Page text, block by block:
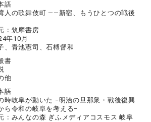
語
人の歌舞伎町 ——新宿、もうひとつの戦後
： 筑摩書房
年10月
、青池憲司、石榑督和
書
他
語
時岐阜が動いた −明治の旦那衆・戦後復興
ら令和の岐阜を考える−
： みんなの森 ぎふメディアコスモス 岐阜